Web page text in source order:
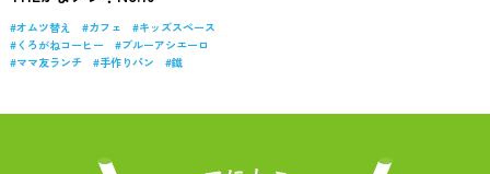
オムツ替え カフェ
キッズスペース
くろがねコーヒー
ブルーアシエーロ
ママ友ランチ
手作りパン 鐵